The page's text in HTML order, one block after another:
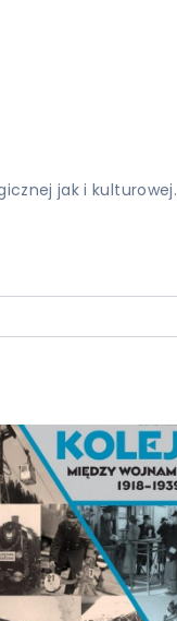
jak i kulturowej.